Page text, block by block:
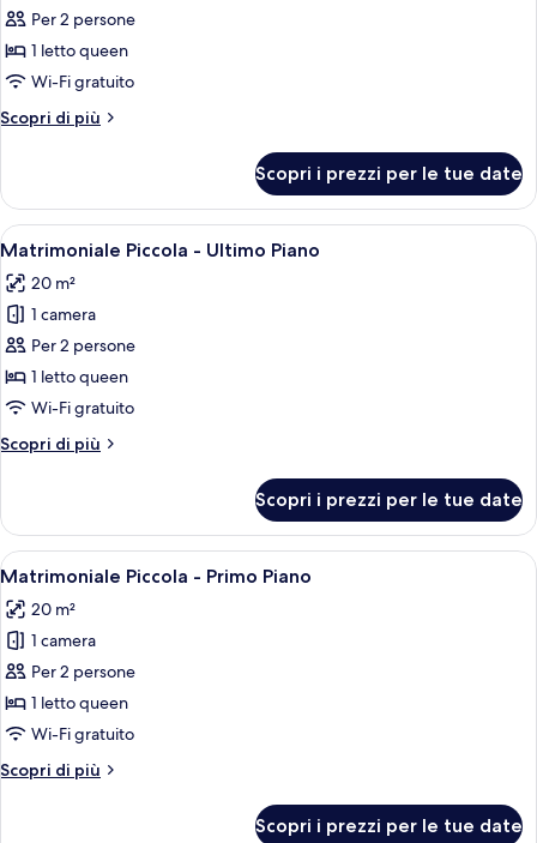
per
Matrimoniale
-
Piano
Per 2 persone
1 letto queen
Wi-Fi gratuito
Scopri di più
Altri
-
Primo
Piano
Scopri i prezzi per le tue date
Apri
tutte
le
foto
per
Matrimoniale
Piccola
Ultimo
Una camera da letto con soffitto in
6
Matrimoniale Piccola - Ultimo Piano
20 m²
1 camera
Per 2 persone
1 letto queen
Wi-Fi gratuito
Scopri di più
Altri
Piccola
Ultimo
Scopri i prezzi per le tue date
Apri
tutte
le
foto
per
Matrimoniale
Piccola
Primo
Un letto rifatto con cura, lenzuola e
5
Matrimoniale Piccola - Primo Piano
20 m²
1 camera
Per 2 persone
1 letto queen
Wi-Fi gratuito
Scopri di più
Altri
Scopri i prezzi per le tue date